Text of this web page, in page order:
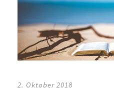
2. Oktober 2018